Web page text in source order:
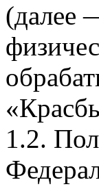
(далее
1.2.